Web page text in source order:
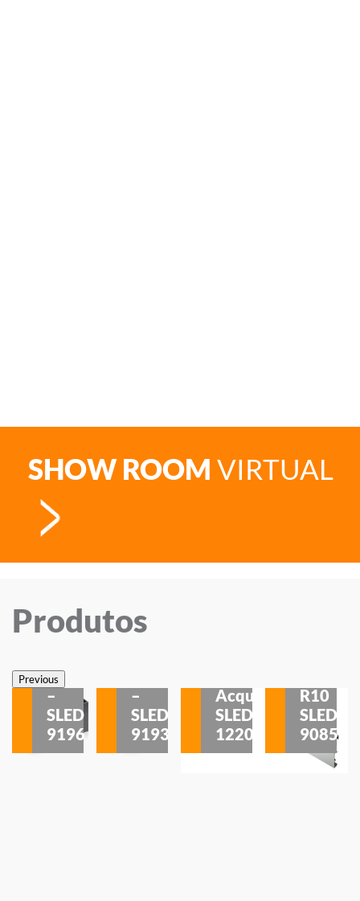
SHOW ROOM VIRTUAL
Produtos
PreviousSobrepor
–
SLED
9196
–
SLED
9193
Acqua
SLED
1220
R10
SLED
9085